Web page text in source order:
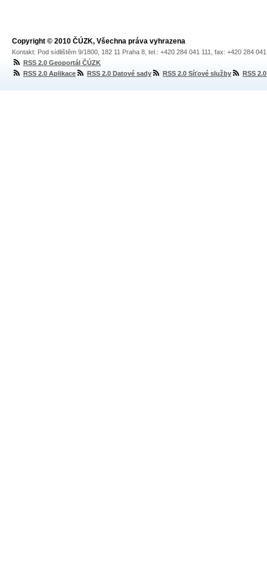
Copyright © 2010 ČÚZK, Všechna práva vyhrazena
Kontakt: Pod sídlištěm 9/1800, 182 11 Praha 8, tel.: +420 284 041 111, fax: +420 284
RSS 2.0 Geoportál ČÚZK
RSS 2.0 Aplikace
RSS 2.0 Datové sady RSS 2.0 Síťové služby RSS